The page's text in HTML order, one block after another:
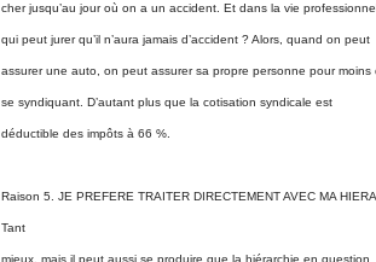
cher jusqu’au jour où on a un accident. Et dans la vie
qui peut jurer qu’il n’aura jamais d’accident ? Alors, quand on peut
assurer une auto, on peut assurer sa propre personne pour moins
se syndiquant. D’autant plus que la cotisation syndicale est
déductible des impôts à 66 %.
Raison 5. JE PREFERE TRAITER DIRECTEMENT AVEC MA
Tant
mieux, mais il peut aussi se produire que la hiérarchie en question